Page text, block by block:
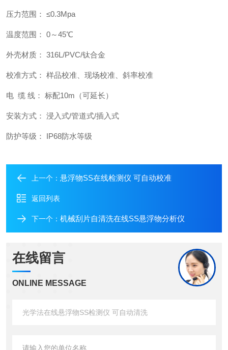
压力范围： ≤0.3Mpa
温度范围： 0～45℃
外壳材质： 316L/PVC/钛合金
校准方式： 样品校准、现场校准、斜率校准
电 缆 线： 标配10m（可延长）
安装方式： 浸入式/管道式/插入式
防护等级： IP68防水等级
上一个： 悬浮物SS在线检测仪 可自动校准
返回列表
下一个： 机械刮片自清洗在线SS悬浮物分析仪
在线留言
ONLINE MESSAGE